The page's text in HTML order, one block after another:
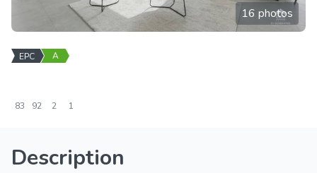
16 photos
EPC A
83 92 2 1
Description